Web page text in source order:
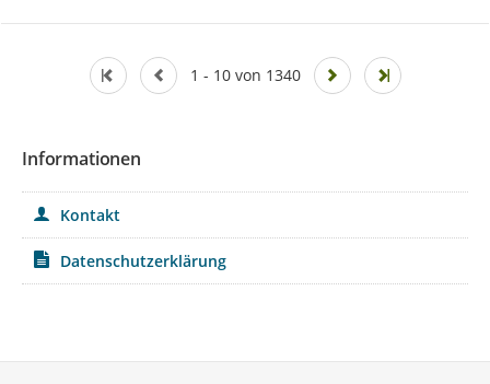
1 - 10 von 1340
Informationen
Kontakt
Datenschutzerklärung